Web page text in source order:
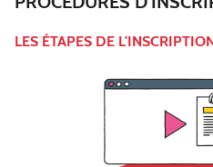
LES ÉTAPES DE